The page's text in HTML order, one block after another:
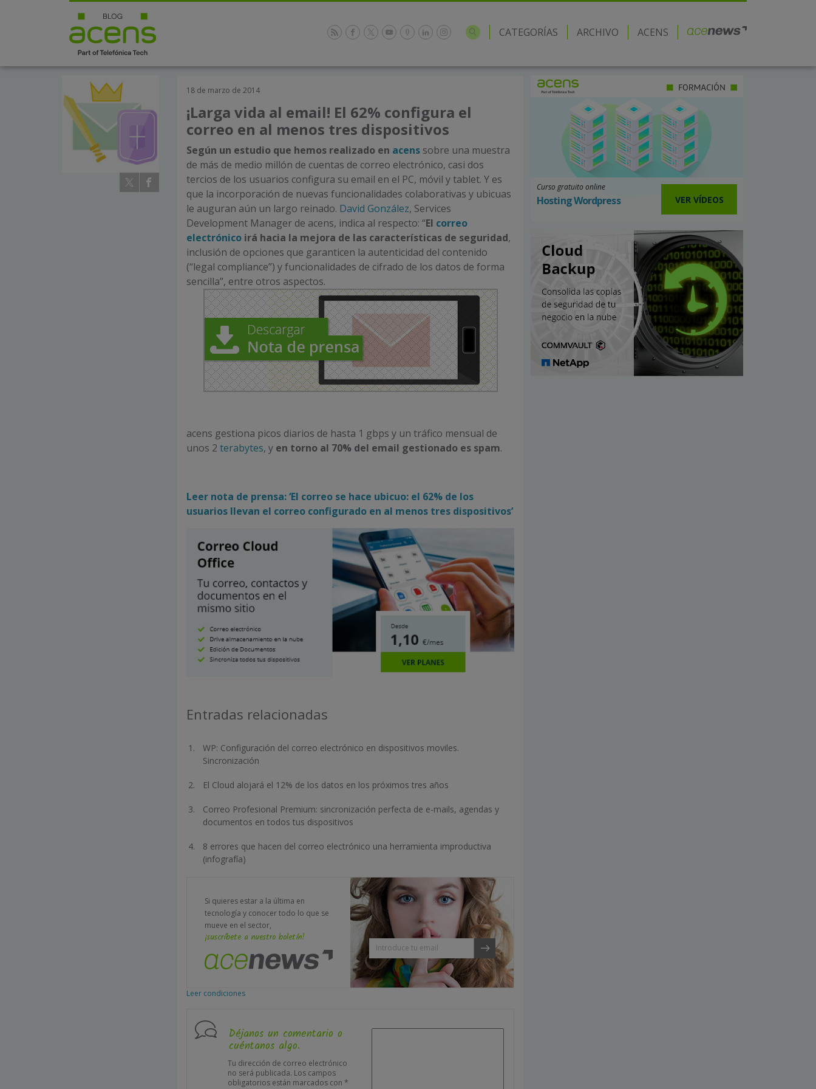
CATEGORÍAS ARCHIVO ACENS
18 de marzo de 2014
¡Larga vida al email! El 62% configura el
correo en al menos tres dispositivos
Según un estudio que hemos realizado en acens sobre una muestra
de más de medio millón de cuentas de correo electrónico, casi dos
tercios de los usuarios configura su email en el PC, móvil y tablet. Y es
que la incorporación de nuevas funcionalidades colaborativas y ubicuas
le auguran aún un largo reinado. David González, Services
Development Manager de acens, indica al respecto: “El correo
electrónico irá hacia la mejora de las características de seguridad,
inclusión de opciones que garanticen la autenticidad del contenido
(“legal compliance”) y funcionalidades de cifrado de los datos de forma
sencilla”, entre otros aspectos.
acens gestiona picos diarios de hasta 1 gbps y un tráfico mensual de
unos 2 terabytes, y en torno al 70% del email gestionado es spam.
Leer nota de prensa: ‘El correo se hace ubicuo: el 62% de los
usuarios llevan el correo configurado en al menos tres dispositivos’
Entradas relacionadas
WP: Configuración del correo electrónico en dispositivos moviles.
Sincronización
El Cloud alojará el 12% de los datos en los próximos tres años
Correo Profesional Premium: sincronización perfecta de e-mails, agendas y
documentos en todos tus dispositivos
8 errores que hacen del correo electrónico una herramienta improductiva
(infografía)
Si quieres estar a la última en
tecnología y conocer todo lo que se
mueve en el sector,
¡suscríbete a nuestro boletín!
Leer condiciones
Déjanos un comentario o
cuéntanos algo.
Tu dirección de correo electrónico
no será publicada. Los campos
obligatorios están marcados con *
Curso gratuito online
Hosting Wordpress VER VÍDEOS